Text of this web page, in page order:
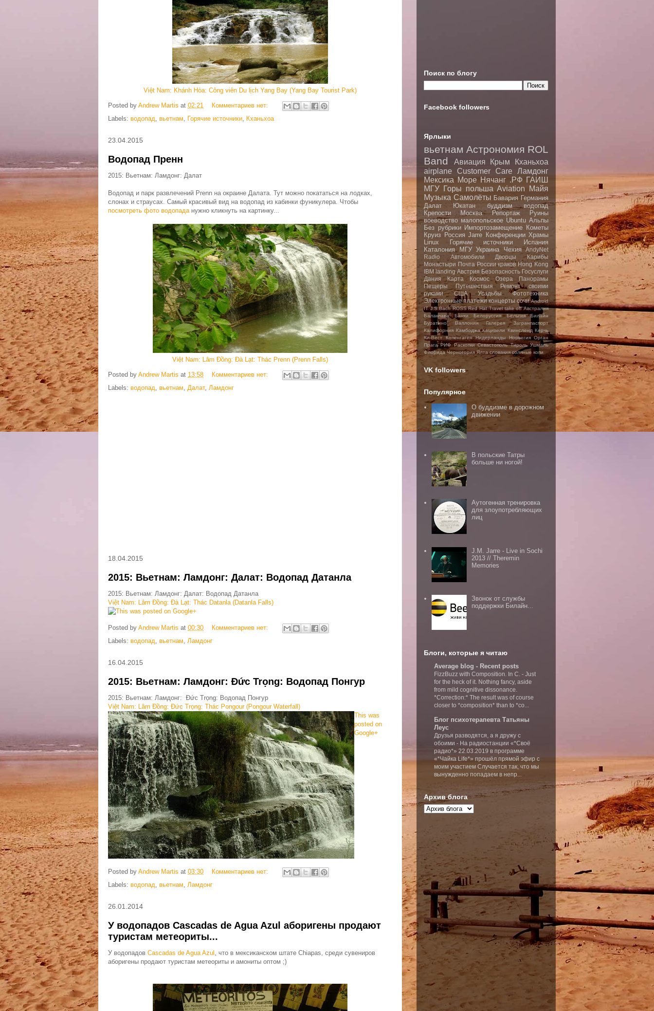
Việt Nam: Khánh Hòa: Công viên Du lịch Yang Bay (Yang Bay Tourist Park)
Posted by Andrew Martis at 02:21
Комментариев нет:
Labels: водопад вьетнам Горячие источники Кханьхоа
23.04.2015
Водопад Пренн
2015: Вьетнам: Ламдонг: Далат
Водопад и парк развлечений Prenn на окраине Далата. Тут можно покататься на лодках,
слонах и страусах. Самый красивый вид на водопад из кабинки фуникулера. Чтобы
посмотреть фото водопада нужно кликнуть на картинку...
Việt Nam: Lâm Đồng: Đà Lạt: Thác Prenn (Prenn Falls)
Posted by Andrew Martis at 13:58
Комментариев нет:
Labels: водопад вьетнам Далат, Ламдонг
18.04.2015
2015: Вьетнам: Ламдонг: Далат: Водопад Датанла
2015: Вьетнам: Ламдонг: Далат: Водопад Датанла
Việt Nam: Lâm Đồng: Đà Lạt: Thác Datanla (Datanla Falls)
This was posted on Google+
Posted by Andrew Martis at 00:30
Комментариев нет:
Labels: водопад вьетнам Ламдонг
16.04.2015
2015: Вьетнам: Ламдонг: Đức Trọng: Водопад Понгур
2015: Вьетнам: Ламдонг: Đức Trọng: Водопад Понгур
Việt Nam: Lâm Đồng: Đức Trọng: Thác Pongour (Pongour Waterfall)
This was
posted on
Google+
Posted by Andrew Martis at 03:30
Комментариев нет:
Labels: водопад вьетнам Ламдонг
26.01.2014
У водопадов Cascadas de Agua Azul аборигены продают
туристам метеориты...
У водопадов Cascadas de Agua Azul , что в мексиканском штате Chiapas, среди сувениров
аборигены продают туристам метеориты и амониты оптом ;)
Поиск по блогу
Facebook followers
Ярлыки
вьетнам Астрономия ROL
Band
Авиация Крым
Кханьхоа
airplane
Customer Care Ламдонг
Мексика Море Нячанг .РФ ГАИШ
МГУ Горы польша Aviation
Майя
Музыка Самолёты Бавария Германия
Далат
Юкатан буддизм
водопад
Крепости
Москва Репортаж
Руины
воеводство малопольское Ubuntu Альпы
Без рубрики Импортозамещение Кометы
Круиз Россия Jarre Конференции Храмы
Linux
Горячие источники
Испания
Каталония
МГУ Украина Чехия
AndyNet
Radio
Автомобили Дворцы
Карибы
Монастыри Почта России краков Hong Kong
IBM landing Австрия Безопасность Госуслуги
Дания
Карта Космос Озера
Панорамы
Пещеры
Путешествия
Ремонт своими
руками
США Усадьбы
Фототехника
Электронные платежи концерты сочи Android
IT J.S.Bach ROSS Red Hat Travel take off Австралия
Балаклава
Банки Белоруссия Бельгия
Билайн
Буратино
Валлония Галерея
Загранпаспорт
Калифорния Камбоджа Кацивели Квинсленд Керчь
Ки-Вест Копенгаген Нидерланды Норвегия Орган
Прага РИФ Раскопки Севастополь Тироль Ушмаль
Флорида Черногория Ялта словакия соляные копи
VK followers
Популярное
О буддизме в дорожном
движении
В польские Татры
больше ни ногой!
Аутогенная тренировка
для злоупотребляющих
лиц
J.M. Jarre - Live in Sochi
2013 // Theremin
Memories
Звонок от службы
поддержки Билайн...
Блоги, которые я читаю
Average blog - Recent posts
FizzBuzz with Composition. In C. - Just
for the heck of it. Nothing fancy, aside
from mild cognitive dissonance.
*Correction:* The result was of course
closer to *composition* than to *co...
Блог психотерапевта Татьяны
Леус
Друзья разводятся, а я дружу с
обоими - На радиостанции «*Своё
радио*» 22.03.2019 в программе
«*Чайка Life*» прошёл прямой эфир с
моим участием Случается так, что мы
вынужденно попадаем в непр...
Архив блога